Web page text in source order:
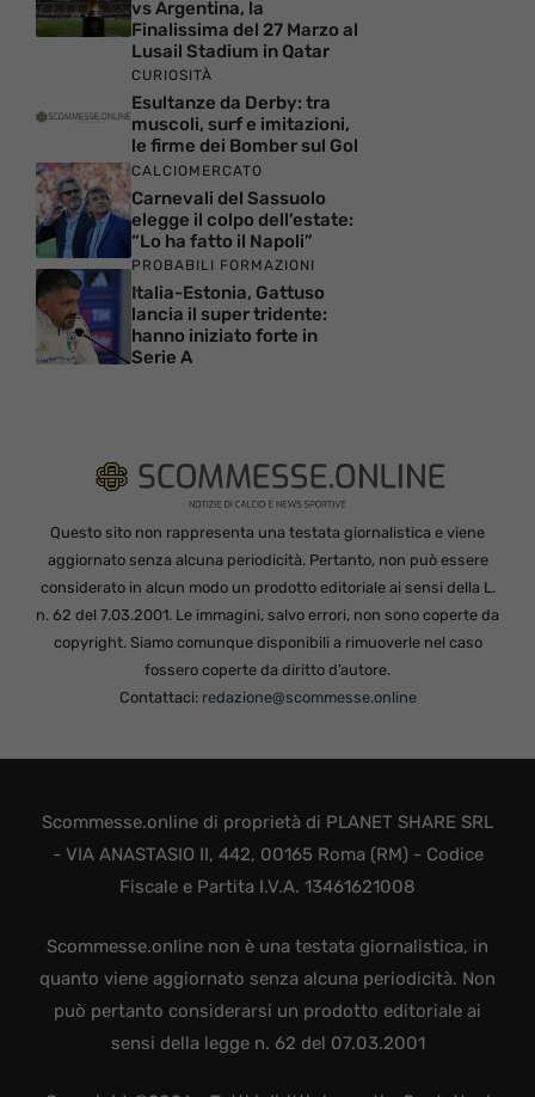
vs Argentina, la
Finalissima del 27 Marzo al
Lusail Stadium in Qatar
CURIOSITÀ
Esultanze da Derby: tra
muscoli, surf e imitazioni,
le firme dei Bomber sul Gol
CALCIOMERCATO
Carnevali del Sassuolo
elegge il colpo dell’estate:
“Lo ha fatto il Napoli”
PROBABILI FORMAZIONI
Italia-Estonia, Gattuso
lancia il super tridente:
hanno iniziato forte in
Serie A
Questo sito non rappresenta una testata giornalistica e viene
aggiornato senza alcuna periodicità. Pertanto, non può essere
considerato in alcun modo un prodotto editoriale ai sensi della L.
n. 62 del 7.03.2001. Le immagini, salvo errori, non sono coperte da
copyright. Siamo comunque disponibili a rimuoverle nel caso
fossero coperte da diritto d’autore.
Contattaci: redazione@scommesse.online
Scommesse.online di proprietà di PLANET SHARE SRL
- VIA ANASTASIO II, 442, 00165 Roma (RM) - Codice
Fiscale e Partita I.V.A. 13461621008
Scommesse.online non è una testata giornalistica, in
quanto viene aggiornato senza alcuna periodicità. Non
può pertanto considerarsi un prodotto editoriale ai
sensi della legge n. 62 del 07.03.2001